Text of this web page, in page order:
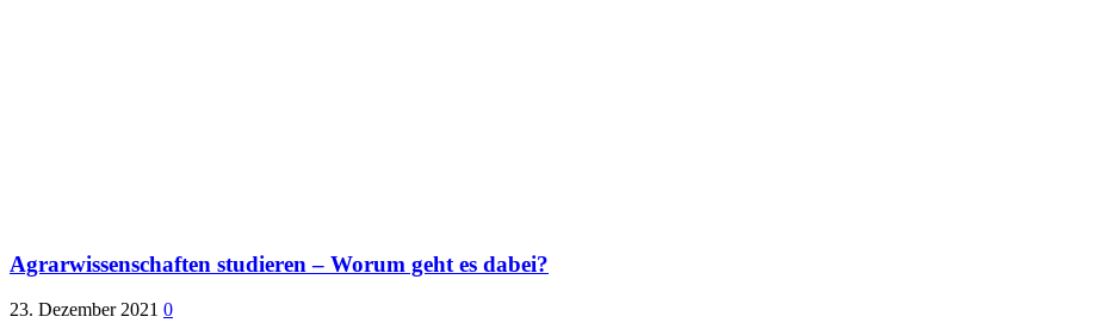
Agrarwissenschaften studieren – Worum geht es dabei?
23. Dezember 2021 0